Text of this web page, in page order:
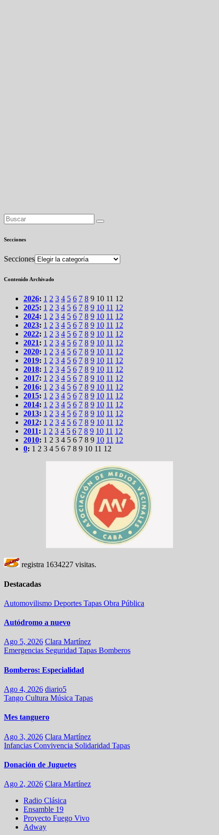
Secciones
Secciones
Contenido Archivado
2026: 1 2 3 4 5 6 7 8 9 10 11 12
2025: 1 2 3 4 5 6 7 8 9 10 11 12
2024: 1 2 3 4 5 6 7 8 9 10 11 12
2023: 1 2 3 4 5 6 7 8 9 10 11 12
2022: 1 2 3 4 5 6 7 8 9 10 11 12
2021: 1 2 3 4 5 6 7 8 9 10 11 12
2020: 1 2 3 4 5 6 7 8 9 10 11 12
2019: 1 2 3 4 5 6 7 8 9 10 11 12
2018: 1 2 3 4 5 6 7 8 9 10 11 12
2017: 1 2 3 4 5 6 7 8 9 10 11 12
2016: 1 2 3 4 5 6 7 8 9 10 11 12
2015: 1 2 3 4 5 6 7 8 9 10 11 12
2014: 1 2 3 4 5 6 7 8 9 10 11 12
2013: 1 2 3 4 5 6 7 8 9 10 11 12
2012: 1 2 3 4 5 6 7 8 9 10 11 12
2011: 1 2 3 4 5 6 7 8 9 10 11 12
2010: 1 2 3 4 5 6 7 8 9 10 11 12
0: 1 2 3 4 5 6 7 8 9 10 11 12
registra 1634227 visitas.
Destacadas
Automovilismo Deportes Tapas Obra Pública
Autódromo a nuevo
Ago 5, 2026 Clara Martínez
Emergencias Seguridad Tapas Bomberos
Bomberos: Especialidad
Ago 4, 2026 diario5
Tango Cultura Música Tapas
Mes tanguero
Ago 3, 2026 Clara Martínez
Infancias Convivencia Solidaridad Tapas
Donación de Juguetes
Ago 2, 2026 Clara Martínez
Radio Clásica
Ensamble 19
Proyecto Fuego Vivo
Adway